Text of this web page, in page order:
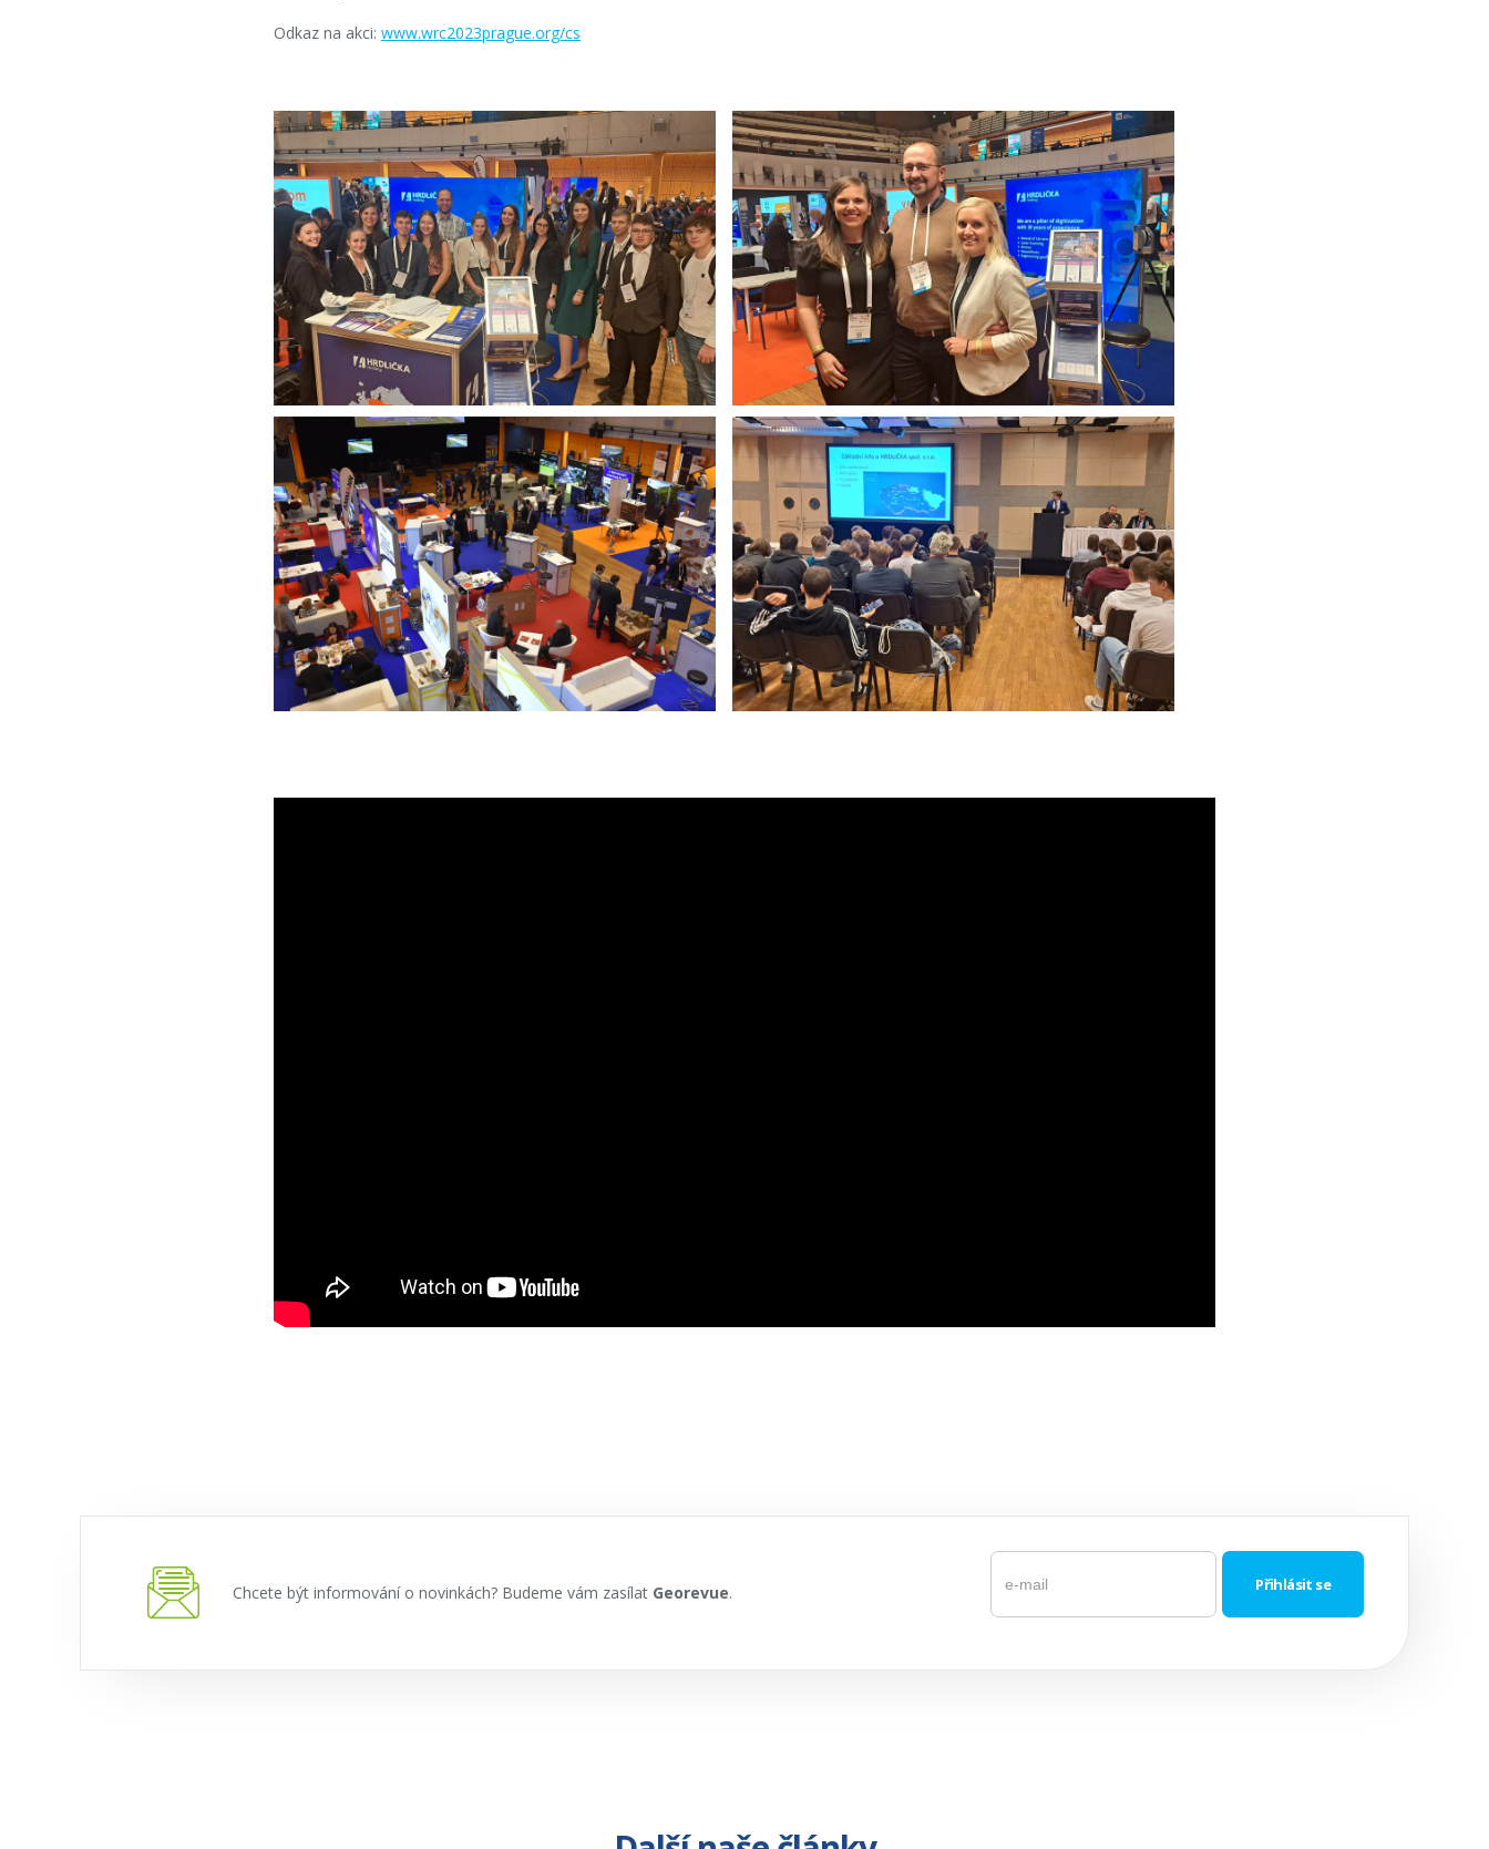
Odkaz na akci: www.wrc2023prague.org/cs
Chcete být informování o novinkách? Budeme vám zasílat Georevue.